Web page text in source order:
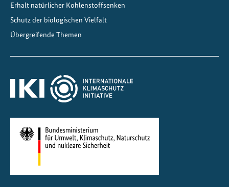
n
m
a
Erhalt natürlicher Kohlenstoffsenken
Schutz der biologischen Vielfalt
Übergreifende Themen